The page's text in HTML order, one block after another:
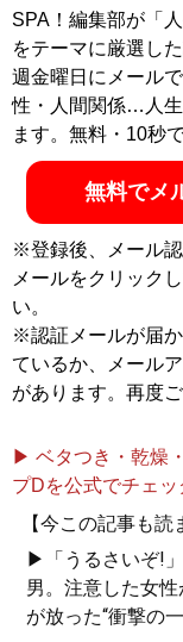
ラム連載。そのほか『
『現代ビジネス』（
（集英社）、『週刊女
『女子SPA!』（扶桑
チャット相談サービ
受けている。公式
記事一覧へ
SPA！編集部が「
をテーマに厳選し
週金曜日にメール
性・人間関係…人生
ます。無料・10秒
無料でメ
※登録後、メール
メールをクリック
い。
※認証メールが届
ているか、メール
があります。再度
▶ ベタつき・乾燥
プDを公式でチェッ
【今この記事も読
▶「うるさいぞ!
男。注意した女
が放った“衝撃の